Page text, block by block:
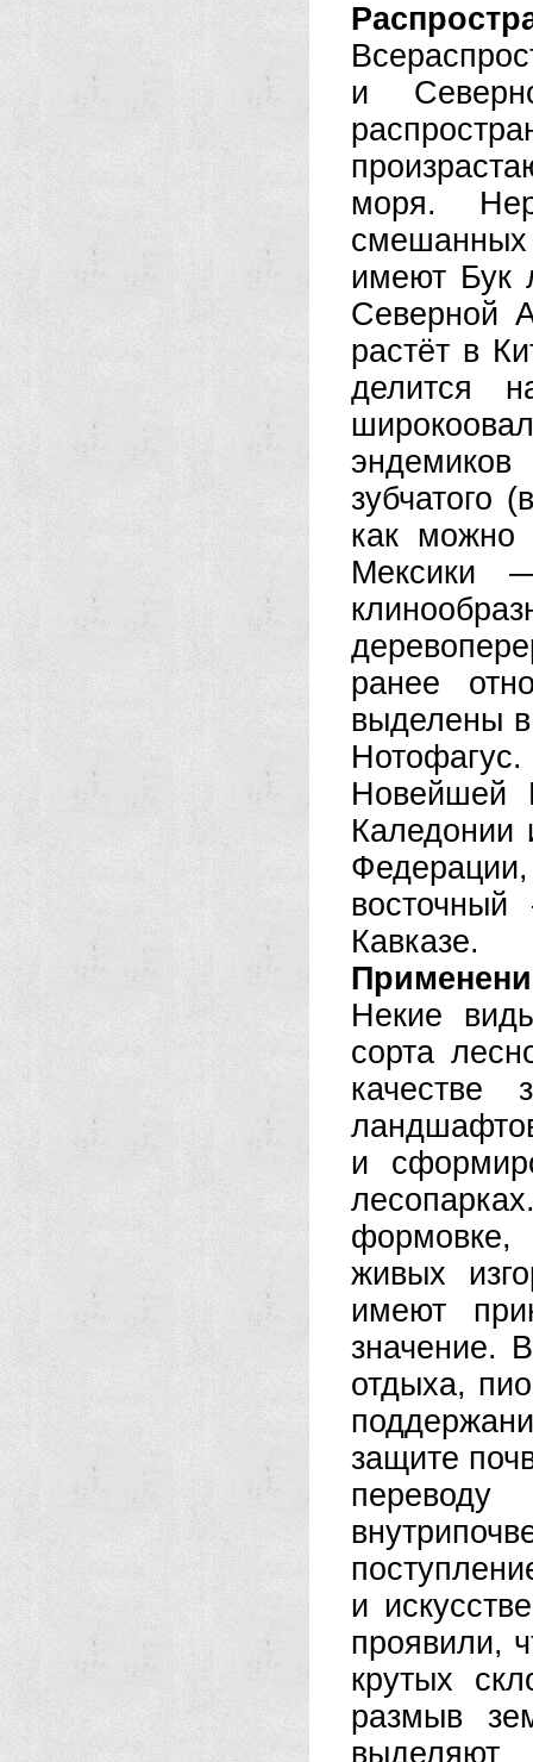
и
моря.
имеют Бук
Северной
растёт в
делится
эндемиков
зубчатого
как можно
Мексики
ранее
выделены
Новейшей
Каледонии
Кавказе.
Некие
сорта
качестве
и
формовке,
живых
имеют
значение.
отдыха,
защите
и
проявили,
крутых
размыв